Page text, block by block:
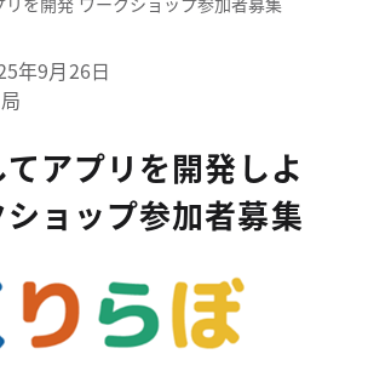
年9月26日
アプリを開発しよ
ョップ参加者募集